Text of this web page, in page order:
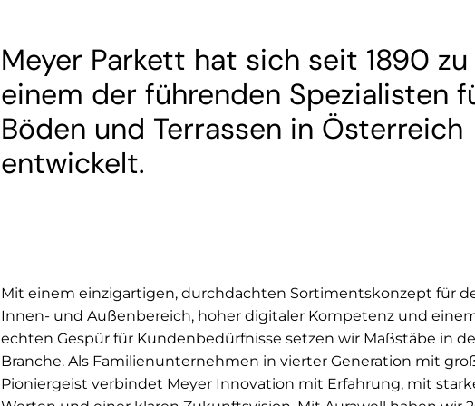
Meyer Parkett hat sich seit 1890 zu
einem der führenden Spezialisten
Böden und Terrassen in Österreich
entwickelt.
Mit einem einzigartigen, durchdachten Sortimentskonzept für
Innen- und Außenbereich, hoher digitaler Kompetenz und
echten Gespür für Kundenbedürfnisse setzen wir Maßstäbe in
Branche. Als Familienunternehmen in vierter Generation mit
Pioniergeist verbindet Meyer Innovation mit Erfahrung, mit